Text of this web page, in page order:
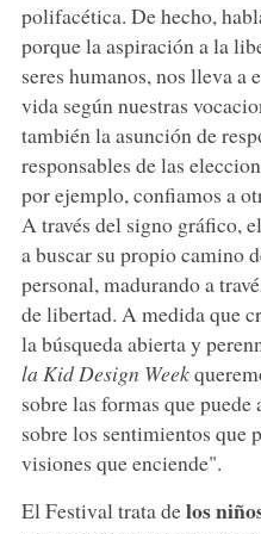
polifacética. De hecho,
porque la aspiración a la
seres humanos, nos lleva a
vida según nuestras
también la asunción de
responsables de las
por ejemplo, confiamos a
A través del signo gráfico, el
a buscar su propio camino
personal, madurando a
de libertad. A medida que
la búsqueda abierta y
la Kid Design Week
sobre las formas que
sobre los sentimientos que
visiones que enciende".
El Festival trata delos